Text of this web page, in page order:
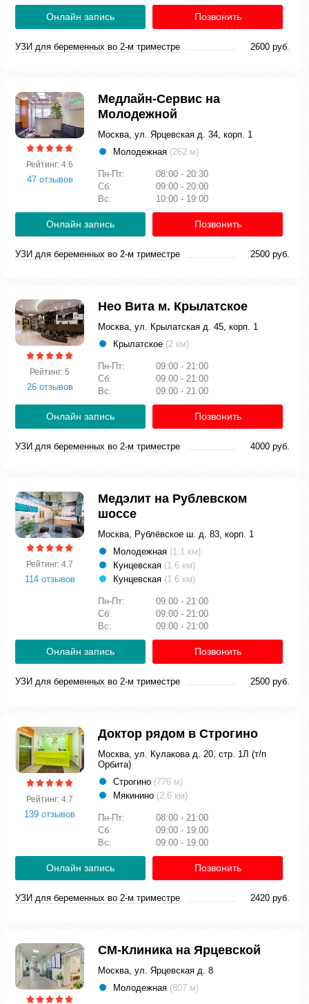
Онлайн запись Позвонить
УЗИ для беременных во 2-м триместре 2600 руб.
Рейтинг: 4.6
47 отзывов
Медлайн-Сервис на
Молодежной
Москва, ул. Ярцевская д. 34, корп. 1
Молодежная (262 м)
Пн-Пт:
08:00 - 20:30
Сб:
09:00 - 20:00
Вс:
10:00 - 19:00
Онлайн запись Позвонить
УЗИ для беременных во 2-м триместре 2500 руб.
Рейтинг: 5
26 отзывов
Нео Вита м. Крылатское
Москва, ул. Крылатская д. 45, корп. 1
Крылатское (2 км)
Пн-Пт:
09:00 - 21:00
Сб:
09:00 - 21:00
Вс:
09:00 - 21:00
Онлайн запись Позвонить
УЗИ для беременных во 2-м триместре 4000 руб.
Рейтинг: 4.7
114 отзывов
Медэлит на Рублевском
шоссе
Москва, Рублёвское ш. д. 83, корп. 1
Молодежная (1.1 км)
Кунцевская (1.6 км)
Кунцевская (1.6 км)
Пн-Пт:
09:00 - 21:00
Сб:
09:00 - 21:00
Вс:
09:00 - 21:00
Онлайн запись Позвонить
УЗИ для беременных во 2-м триместре 2500 руб.
Рейтинг: 4.7
139 отзывов
Доктор рядом в Строгино
Москва, ул. Кулакова д. 20, стр. 1Л (т/п
Орбита)
Строгино (776 м)
Мякинино (2.6 км)
Пн-Пт:
08:00 - 21:00
Сб:
09:00 - 19:00
Вс:
09:00 - 19:00
Онлайн запись Позвонить
УЗИ для беременных во 2-м триместре 2420 руб.
СМ-Клиника на Ярцевской
Москва, ул. Ярцевская д. 8
Молодежная (807 м)